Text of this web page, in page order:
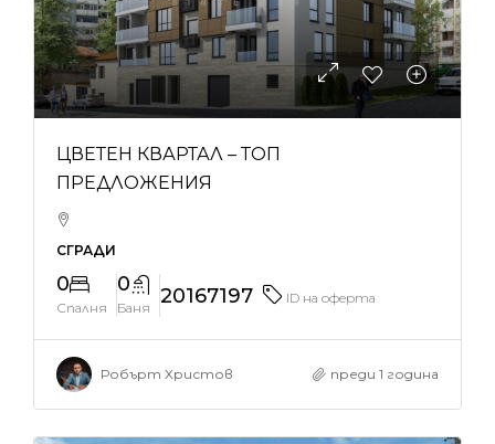
ЦВЕТЕН КВАРТАЛ – ТОП
ПРЕДЛОЖЕНИЯ
СГРАДИ
0
Спалня
0
Баня 20167197 ID на оферта
Робърт Христов преди 1 година